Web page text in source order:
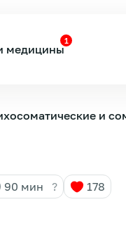
медицины
1
и
90 мин ? 178